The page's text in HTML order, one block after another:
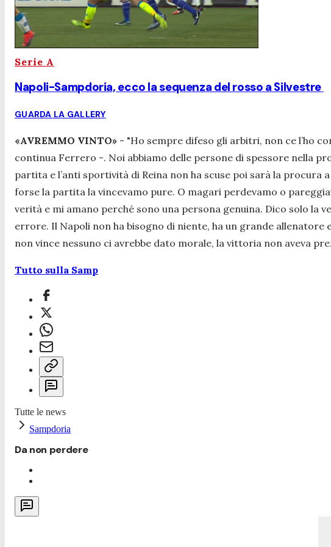
Serie A
Napoli-Sampdoria, ecco la sequenza del rosso a Silvestre
GUARDA LA GALLERY
«AVREMMO VINTO» - "Ho sempre difeso gli arbitri, non ce l’ho
continua Ferrero -. Noi abbiamo delle persone di spessore nella
partita e l’anti sportività di Reina non ha scuse poi sarà la
forse la partita la vincevamo pure. O magari perdevamo o
verità e mi amano perché sono una persona genuina. Dico solo la
errore. Il Napoli non ha bisogno di niente, ha un grande
non vince nessuno ci avrebbe dato morale, la vittoria non aveva
Tutto sulla Samp
Tutte le news
Sampdoria
Da non perdere